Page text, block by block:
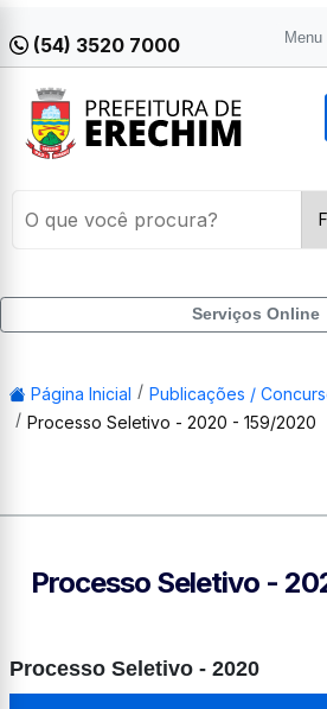
(54) 3520 7000 Menu
Serviços Online
Página Inicial
Publicações /
Processo Seletivo - 2020 - 159/2020
Processo Seletivo -
Processo Seletivo - 2020